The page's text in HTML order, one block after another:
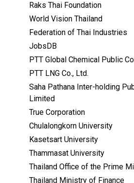
Raks Thai Foundation
World Vision Thailand
Federation of Thai Industries
JobsDB
PTT Global Chemical Public
PTT LNG Co., Ltd.
Saha Pathana Inter-holding
Limited
True Corporation
Chulalongkorn University
Kasetsart University
Thammasat University
Thailand Office of the Prime
Thailand Ministry of Finance